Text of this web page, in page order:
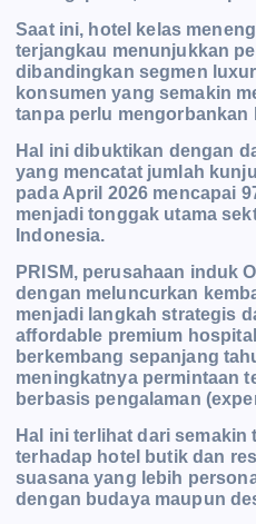
Saat ini, hotel kelas
terjangkau menunjukkan
dibandingkan segmen
konsumen yang semakin
tanpa perlu mengorbankan
Hal ini dibuktikan dengan
yang mencatat jumlah
pada April 2026 mencapai
menjadi tonggak utama
Indonesia.
PRISM, perusahaan induk
dengan meluncurkan
menjadi langkah strategis
affordable premium
berkembang sepanjang
meningkatnya permintaan
berbasis pengalaman
Hal ini terlihat dari
terhadap hotel butik dan
suasana yang lebih
dengan budaya maupun